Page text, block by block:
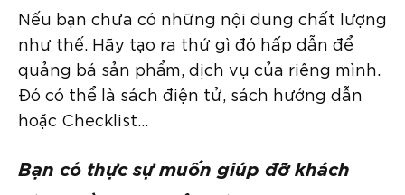
Nếu bạn chưa có những nội dung chất lượng
như thế. Hãy tạo ra thứ gì đó hấp dẫn để
quảng bá sản phẩm, dịch vụ của riêng mình.
Đó có thể là sách điện tử, sách hướng dẫn
hoặc Checklist…
Bạn có thực sự muốn giúp đỡ khách